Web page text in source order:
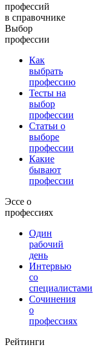
профессий
в справочнике
Выбор
профессии
Как
выбрать
профессию
Тесты на
выбор
профессии
Статьи о
выборе
профессии
Какие
бывают
профессии
Эссе о
профессиях
Один
рабочий
день
Интервью
со
специалистами
Сочинения
о
профессиях
Рейтинги